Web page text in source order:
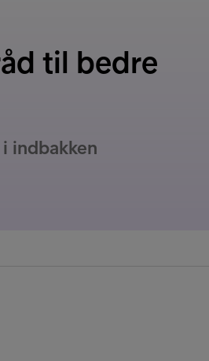
til bedre
indbakken